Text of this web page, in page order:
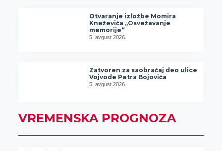
Otvaranje izložbe Momira
Kneževića „Osvežavanje
memorije“
5. avgust 2026.
Zatvoren za saobraćaj deo ulice
Vojvode Petra Bojovića
5. avgust 2026.
VREMENSKA PROGNOZA